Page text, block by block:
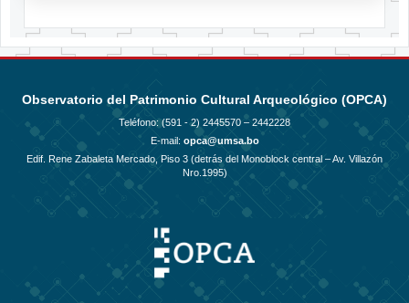
Observatorio del Patrimonio Cultural Arqueológico (OPCA)
Teléfono: (591 - 2) 2445570 – 2442228
E-mail: opca@umsa.bo
Edif. Rene Zabaleta Mercado, Piso 3 (detrás del Monoblock central – Av. Villazón
Nro.1995)